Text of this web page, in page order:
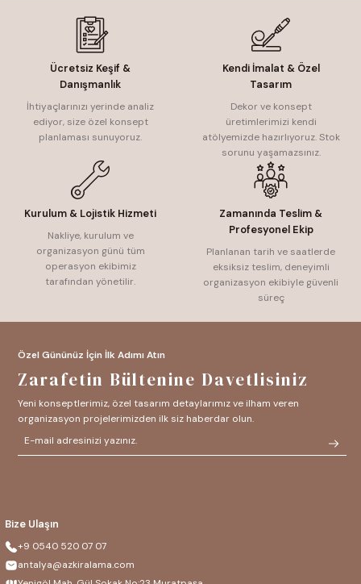
Ücretsiz Keşif &
Danışmanlık
İhtiyaçlarınızı yerinde analiz
ediyor, size özel konsept
planlaması sunuyoruz.
Kendi İmalat & Özel
Tasarım
Dekor ve konsept
üretimlerimizi kendi
atölyemizde hazırlıyoruz. Stok
sorunu yaşamazsınız.
Kurulum & Lojistik Hizmeti
Nakliye, kurulum ve
organizasyon günü tüm
operasyon ekibimiz
tarafından yönetilir.
Zamanında Teslim &
Profesyonel Ekip
Planlanan tarih ve saatlerde
eksiksiz teslim, deneyimli
organizasyon ekibiyle güvenli
süreç
Bize Ulaşın
+9 0540 520 07 07
antalya@azkiralama.com
Özel Gününüz İçin İlk Adımı Atın
Zarafetin Bültenine Davetlisiniz
Yeni konseptlerimiz, özel tasarım detaylarımız ve ilham veren
organizasyon projelerimizden ilk siz haberdar olun.